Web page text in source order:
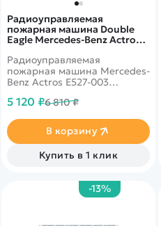
Радиоуправляемая
пожарная машина Double
Eagle Mercedes-Benz Actros,
003
Радиоуправляемая
пожарная машина Mercedes-
Benz Actros E527-003
реалистичная модель
управляя которой ребенок
сможет ощутить все эмоции
спасательной операции по
тушению пожара.
5 120 ₽6 810 ₽
В корзину
Купить в 1 клик
-13%